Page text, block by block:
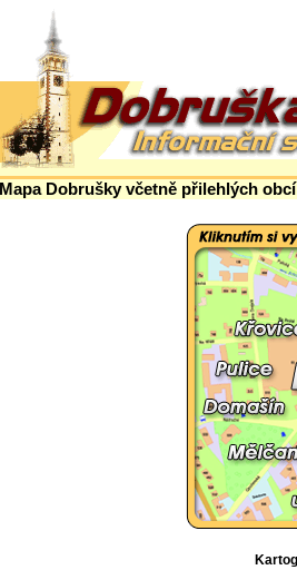
Mapa Dobrušky včetně přilehlých obcí